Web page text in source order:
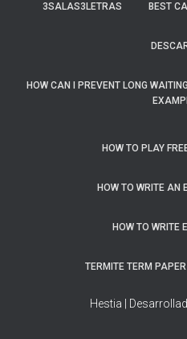
3SALAS3LETRAS BEST
HOW CAN I PREVENT LONG
HOW TO PLAY
HOW TO WRITE AN
HOW TO WRITE
TERMITE TERM
Hestia |